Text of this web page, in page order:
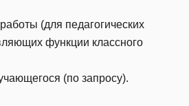
(для педагогических
функции классного
(по запросу).